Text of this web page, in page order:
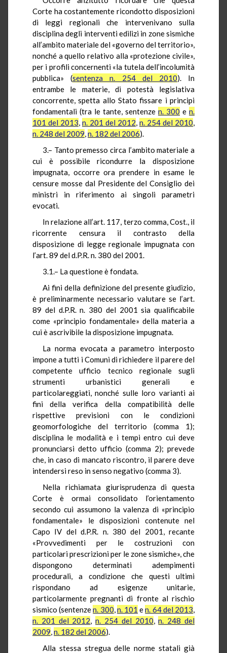
Corte ha costantemente ricondotto disposizioni
di leggi regionali che intervenivano sulla
disciplina degli interventi edilizi in zone sismiche
all’ambito materiale del «governo del territorio»,
nonché a quello relativo alla «protezione civile»,
per i profili concernenti «la tutela dell’incolumità
pubblica» (sentenza n. 254 del 2010). In
entrambe le materie, di potestà legislativa
concorrente, spetta allo Stato fissare i principi
fondamentali (tra le tante, sentenze n. 300 e n.
101 del 2013, n. 201 del 2012, n. 254 del 2010,
n. 248 del 2009,n. 182 del 2006).
3.– Tanto premesso circa l’ambito materiale a
cui è possibile ricondurre la disposizione
impugnata, occorre ora prendere in esame le
censure mosse dal Presidente del Consiglio dei
ministri in riferimento ai singoli parametri
evocati.
In relazione all’art. 117, terzo comma, Cost., il
ricorrente censura il contrasto della
disposizione di legge regionale impugnata con
l’art. 89 del d.P.R. n. 380 del 2001.
3.1.– La questione è fondata.
Ai fini della definizione del presente giudizio,
è preliminarmente necessario valutare se l’art.
89 del d.P.R. n. 380 del 2001 sia qualificabile
come «principio fondamentale» della materia a
cui è ascrivibile la disposizione impugnata.
La norma evocata a parametro interposto
impone a tutti i Comuni di richiedere il parere del
competente ufficio tecnico regionale sugli
strumenti urbanistici generali e
particolareggiati, nonché sulle loro varianti ai
fini della verifica della compatibilità delle
rispettive previsioni con le condizioni
geomorfologiche del territorio (comma 1);
disciplina le modalità e i tempi entro cui deve
pronunciarsi detto ufficio (comma 2); prevede
che, in caso di mancato riscontro, il parere deve
intendersi reso in senso negativo (comma 3).
Nella richiamata giurisprudenza di questa
Corte è ormai consolidato l’orientamento
secondo cui assumono la valenza di «principio
fondamentale» le disposizioni contenute nel
Capo IV del d.P.R. n. 380 del 2001, recante
«Provvedimenti per le costruzioni con
particolari prescrizioni per le zone sismiche», che
dispongono determinati adempimenti
procedurali, a condizione che questi ultimi
rispondano ad esigenze unitarie,
particolarmente pregnanti di fronte al rischio
sismico (sentenzen. 300,n. 101 en. 64 del 2013,
n. 201 del 2012,n. 254 del 2010,n. 248 del
2009,n. 182 del 2006).
Alla stessa stregua delle norme statali già